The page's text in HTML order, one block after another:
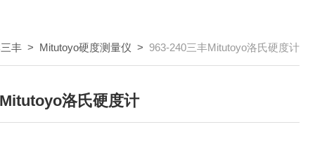
丰 > Mitutoyo硬度测量仪 > 963-240三丰Mitutoyo洛氏硬度计
洛氏硬度计